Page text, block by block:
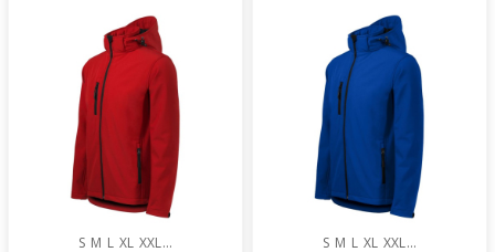
S M L XL XXL... S M L XL XXL...